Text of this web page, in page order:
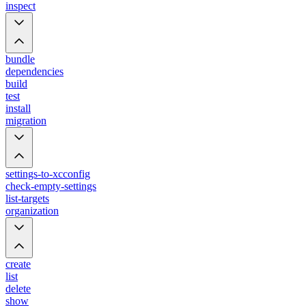
inspect
bundle
dependencies
build
test
install
migration
settings-to-xcconfig
check-empty-settings
list-targets
organization
create
list
delete
show